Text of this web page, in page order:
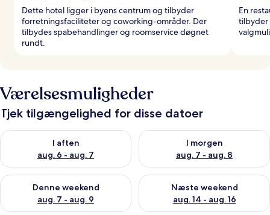
Dette hotel ligger i byens centrum og tilbyder
forretningsfaciliteter og coworking-områder. Der
tilbydes spabehandlinger og roomservice døgnet
rundt.
En
tilbyder
Værelsesmuligheder
Tjek tilgængelighed for disse datoer
I aften
aug. 6 - aug. 7
Tjek tilgængelighed for i aften aug. 6 - aug. 7
I morgen
aug. 7 - aug. 8
Tjek tilgængelighed for i
Denne weekend
aug. 7 - aug. 9
Tjek tilgængelighed for denne weekend aug. 7 - aug. 9
Næste weekend
aug. 14 - aug. 16
Tjek tilgængelighed for næste